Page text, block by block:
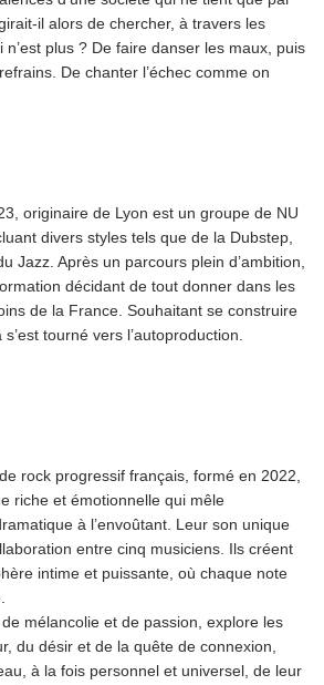
il alors de chercher, à travers les
n’est plus ? De faire danser les maux, puis
De chanter l’échec comme on
originaire de Lyon est un groupe de NU
divers styles tels que de la Dubstep,
Jazz. Après un parcours plein d’ambition,
décidant de tout donner dans les
de la France. Souhaitant se construire
tourné vers l’autoproduction.
rock progressif français, formé en 2022,
riche et émotionnelle qui mêle
à l’envoûtant. Leur son unique
entre cinq musiciens. Ils créent
intime et puissante, où chaque note
mélancolie et de passion, explore les
du désir et de la quête de connexion,
à la fois personnel et universel, de leur